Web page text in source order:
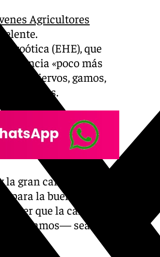
Agricultores
(EHE), que
«poco más
que ciervos, gamos,
gran cantidad de
para la buena salud de
que la calidad de
y gamos— sea